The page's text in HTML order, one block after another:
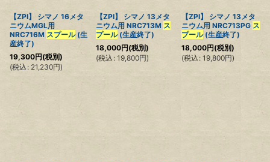
【ZPI】 シマノ 16メタ
ニウムMGL用
NRC716M スプール(生
産終了)
19,300円(税別)
(税込 : 21,230円)
【ZPI】 シマノ 13メタ
ニウム用 NRC713M ス
プール(生産終了)
18,000円(税別)
(税込 : 19,800円)
【ZPI】 シマノ 13メタ
ニウム用 NRC713PG ス
プール(生産終了)
18,000円(税別)
(税込 : 19,800円)